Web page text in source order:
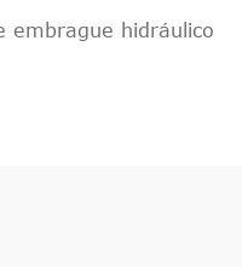
embrague hidráulico